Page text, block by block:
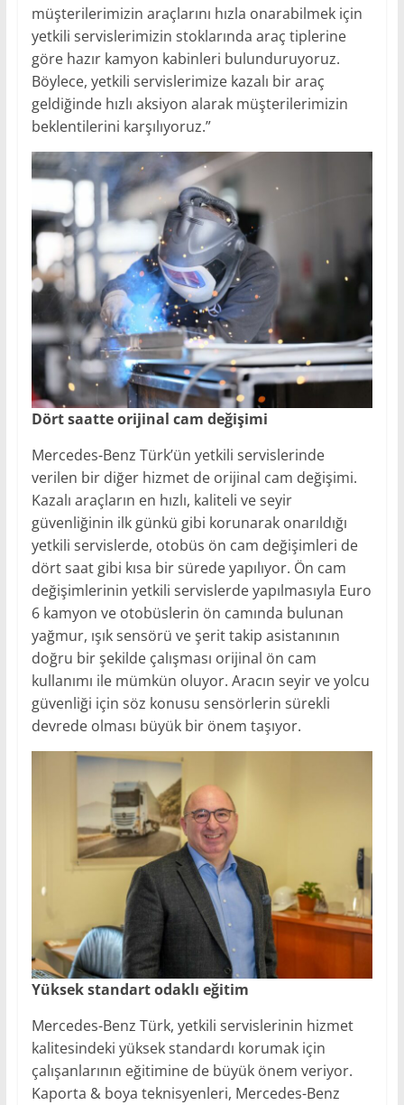
müşterilerimizin araçlarını hızla onarabilmek için
yetkili servislerimizin stoklarında araç tiplerine
göre hazır kamyon kabinleri bulunduruyoruz.
Böylece, yetkili servislerimize kazalı bir araç
geldiğinde hızlı aksiyon alarak müşterilerimizin
beklentilerini karşılıyoruz.”
Dört saatte orijinal cam değişimi
Mercedes-Benz Türk’ün yetkili servislerinde
verilen bir diğer hizmet de orijinal cam değişimi.
Kazalı araçların en hızlı, kaliteli ve seyir
güvenliğinin ilk günkü gibi korunarak onarıldığı
yetkili servislerde, otobüs ön cam değişimleri de
dört saat gibi kısa bir sürede yapılıyor. Ön cam
değişimlerinin yetkili servislerde yapılmasıyla Euro
6 kamyon ve otobüslerin ön camında bulunan
yağmur, ışık sensörü ve şerit takip asistanının
doğru bir şekilde çalışması orijinal ön cam
kullanımı ile mümkün oluyor. Aracın seyir ve yolcu
güvenliği için söz konusu sensörlerin sürekli
devrede olması büyük bir önem taşıyor.
Yüksek standart odaklı eğitim
Mercedes-Benz Türk, yetkili servislerinin hizmet
kalitesindeki yüksek standardı korumak için
çalışanlarının eğitimine de büyük önem veriyor.
Kaporta & boya teknisyenleri, Mercedes-Benz